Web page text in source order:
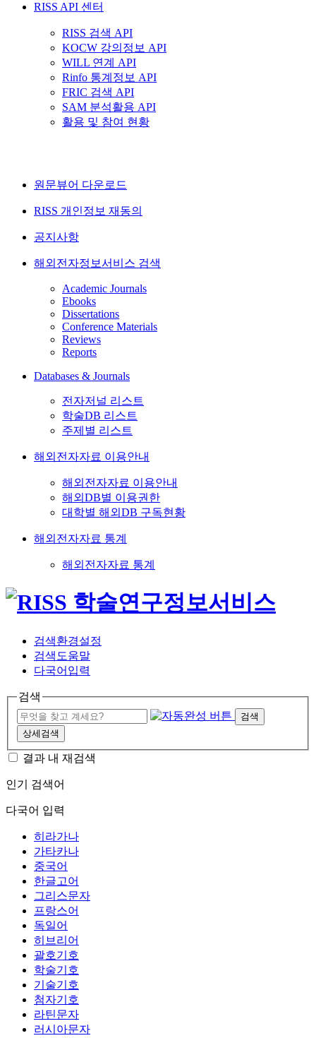
RISS API 센터
RISS 검색 API
KOCW 강의정보 API
WILL 연계 API
Rinfo 통계정보 API
FRIC 검색 API
SAM 분석활용 API
활용 및 참여 현황
원문뷰어 다운로드
RISS 개인정보 재동의
공지사항
해외전자정보서비스 검색
Academic Journals
Ebooks
Dissertations
Conference Materials
Reviews
Reports
Databases & Journals
전자저널 리스트
학술DB 리스트
주제별 리스트
해외전자자료 이용안내
해외전자자료 이용안내
해외DB별 이용권한
대학별 해외DB 구독현황
해외전자자료 통계
해외전자자료 통계
검색환경설정
검색도움말
다국어입력
검색
검색
상세검색
결과 내 재검색
인기 검색어
다국어 입력
히라가나
가타카나
중국어
한글고어
그리스문자
프랑스어
독일어
히브리어
괄호기호
학술기호
기술기호
첨자기호
라틴문자
러시아문자